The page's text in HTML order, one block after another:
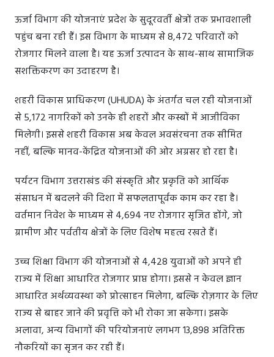
ऊर्जा विभाग की योजनाएं प्रदेश के सुदूरवर्ती क्षेत्रों तक प्रभावशाली
पहुंच बना रही हैं। इस विभाग के माध्यम से 8,472 परिवारों को
रोजगार मिलने वाला है। यह ऊर्जा उत्पादन के साथ-साथ सामाजिक
सशक्तिकरण का उदाहरण है।
शहरी विकास प्राधिकरण (UHUDA) के अंतर्गत चल रही योजनाओं
से 5,172 नागरिकों को उनके ही शहरों और कस्बों में आजीविका
मिलेगी। इससे शहरी विकास अब केवल अवसंरचना तक सीमित
नहीं, बल्कि मानव-केंद्रित योजनाओं की ओर अग्रसर हो रहा है।
पर्यटन विभाग उत्तराखंड की संस्कृति और प्रकृति को आर्थिक
संसाधन में बदलने की दिशा में सफलतापूर्वक काम कर रहा है।
वर्तमान निवेश के माध्यम से 4,694 नए रोजगार सृजित होंगे, जो
ग्रामीण और पर्वतीय क्षेत्रों के लिए विशेष महत्व रखते हैं।
उच्च शिक्षा विभाग की योजनाओं से 4,428 युवाओं को अपने ही
राज्य में शिक्षा आधारित रोजगार प्राप्त होगा। इससे न केवल ज्ञान
आधारित अर्थव्यवस्था को प्रोत्साहन मिलेगा, बल्कि रोज़गार के लिए
राज्य से बाहर जाने की प्रवृत्ति को भी रोका जा सकेगा। इसके
अलावा, अन्य विभागों की परियोजनाएं लगभग 13,898 अतिरिक्त
नौकरियों का सृजन कर रही हैं।